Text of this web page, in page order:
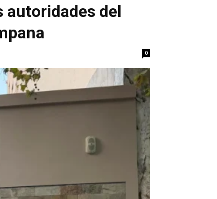
autoridades del
0